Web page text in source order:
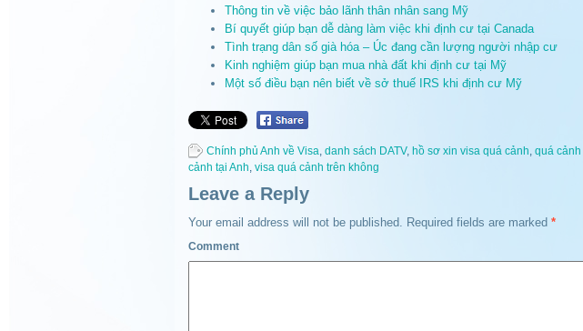
Thông tin về việc bảo lãnh thân nhân sang Mỹ
Bí quyết giúp bạn dễ dàng làm việc khi định cư tại Canada
Tình trạng dân số già hóa – Úc đang cần lượng người nhập cư
Kinh nghiệm giúp bạn mua nhà đất khi định cư tại Mỹ
Một số điều bạn nên biết về sở thuế IRS khi định cư Mỹ
Chính phủ Anh về Visa, danh sách DATV, hồ sơ xin visa quá cảnh, quá cảnh
cảnh tại Anh, visa quá cảnh trên không
Leave a Reply
Your email address will not be published. Required fields are marked *
Comment